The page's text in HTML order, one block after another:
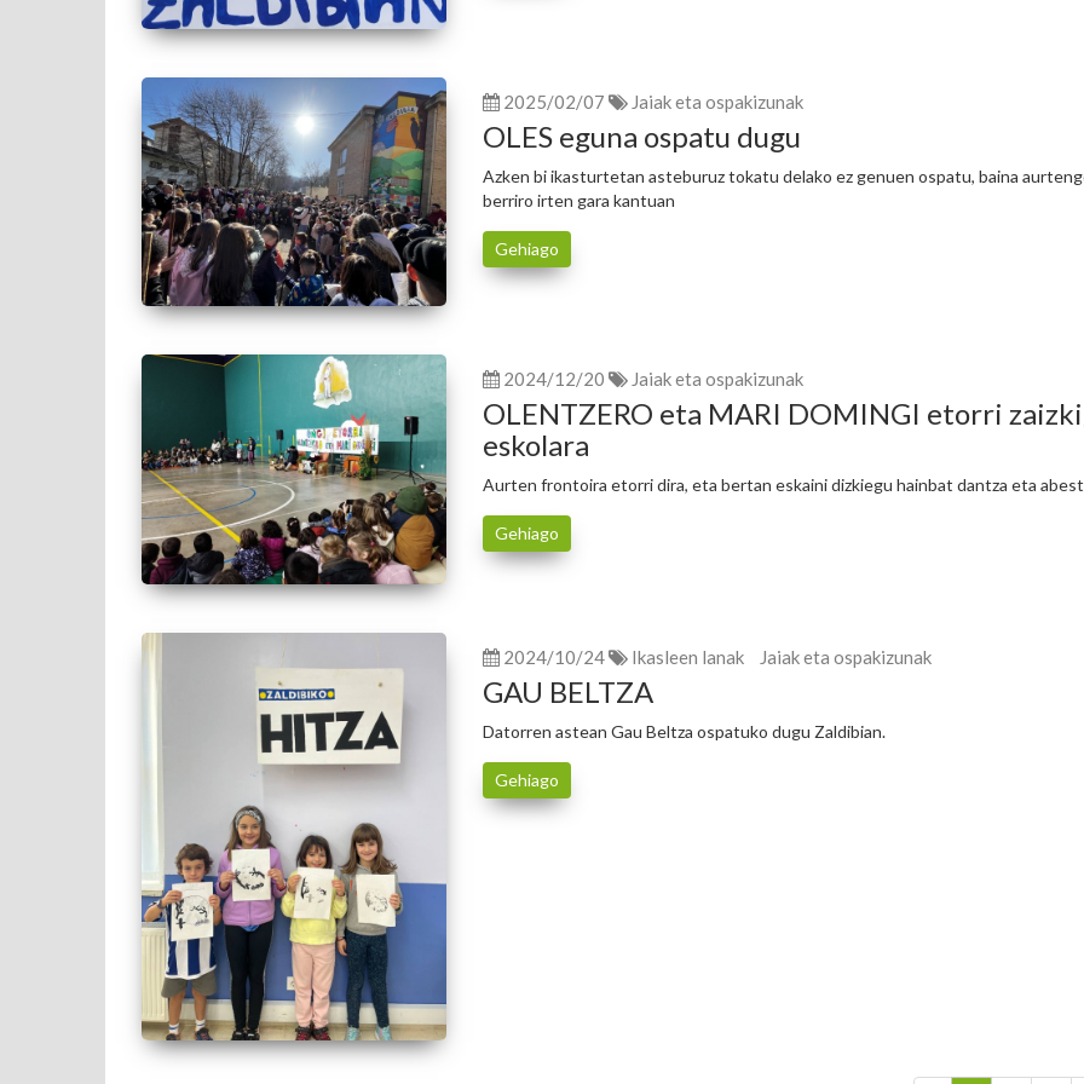
2025/02/07 Jaiak eta ospakizunak
OLES eguna ospatu dugu
Azken bi ikasturtetan asteburuz tokatu delako ez genuen ospatu, baina
berriro irten gara kantuan
Gehiago
2024/12/20 Jaiak eta ospakizunak
OLENTZERO eta MARI DOMINGI etorri
eskolara
Aurten frontoira etorri dira, eta bertan eskaini dizkiegu hainbat dantza eta
Gehiago
2024/10/24 Ikasleen lanak Jaiak eta ospakizunak
GAU BELTZA
Datorren astean Gau Beltza ospatuko dugu Zaldibian.
Gehiago